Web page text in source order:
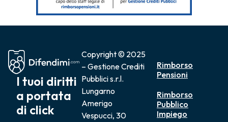
I tuoi diritti
a portata
di click
Copyright © 2025
– Gestione Crediti
Pubblici s.r.l.
Lungarno
Amerigo
Vespucci, 30
Rimborso
Pensioni
Rimborso
Pubblico
Impiego